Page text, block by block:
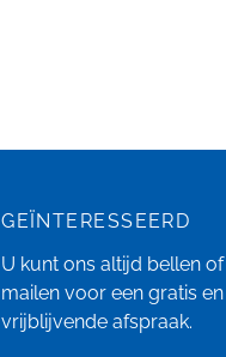
GEÏNTERESSEERD
U kunt ons altijd bellen of
mailen voor een gratis en
vrijblijvende afspraak.